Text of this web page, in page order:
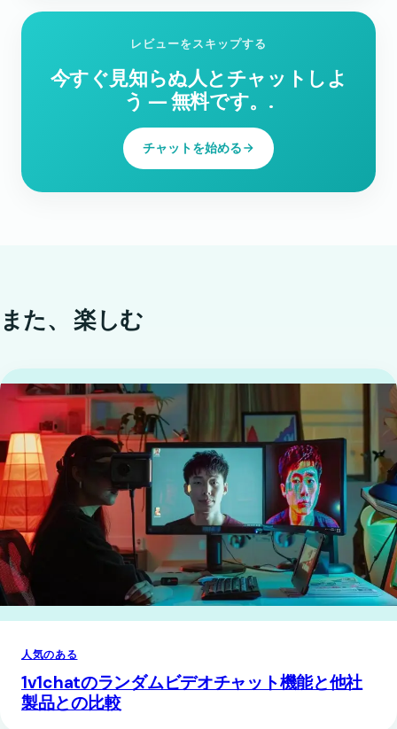
レビューをスキップする
今すぐ見知らぬ人とチャットしよ
う ― 無料です。.
チャットを始める
また、楽しむ
人気のある
1v1chatのランダムビデオチャット機能と他社
製品との比較